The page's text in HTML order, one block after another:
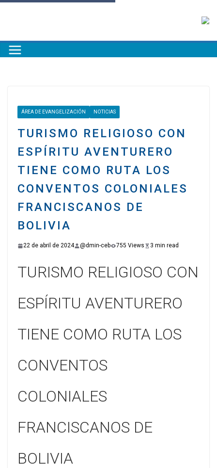
ÁREA DE EVANGELIZACIÓN NOTICIAS
TURISMO RELIGIOSO CON
ESPÍRITU AVENTURERO
TIENE COMO RUTA LOS
CONVENTOS COLONIALES
FRANCISCANOS DE
BOLIVIA
22 de abril de 2024 @dmin-ceb 755 Views 3 min read
TURISMO RELIGIOSO CON
ESPÍRITU AVENTURERO
TIENE COMO RUTA LOS
CONVENTOS
COLONIALES
FRANCISCANOS DE
BOLIVIA